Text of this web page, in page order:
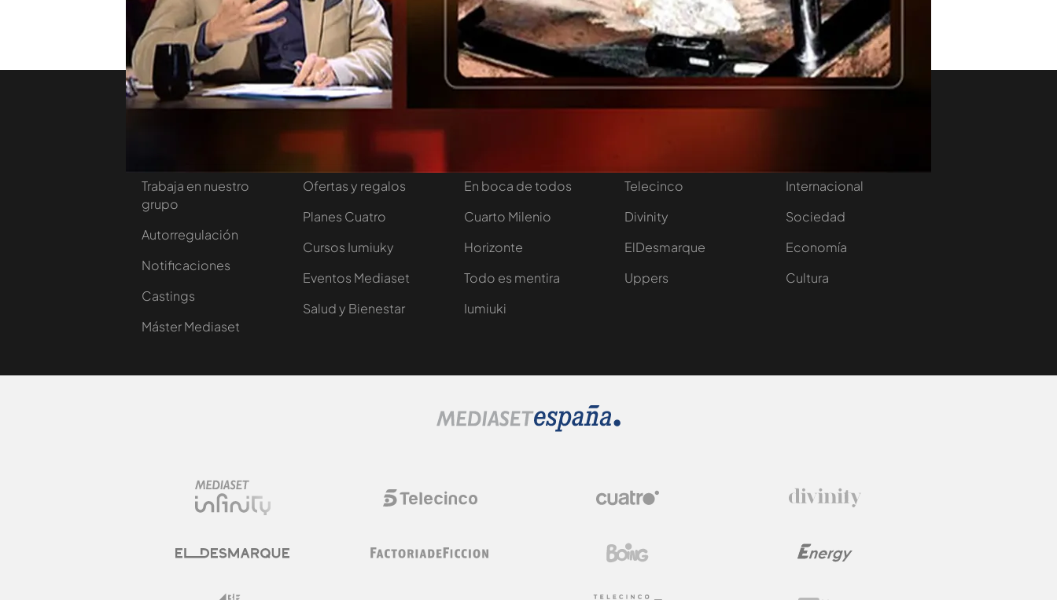
TEMAS Cuarto milenio temporadas
Trabaja en nuestro
grupo
Autorregulación
Notificaciones
Castings
Máster Mediaset
Comprar entradas
Ofertas y regalos
Planes Cuatro
Cursos Iumiuky
Eventos Mediaset
Salud y Bienestar
En boca de todos
Cuarto Milenio
Horizonte
Todo es mentira
Iumiuki
Telecinco
Divinity
ElDesmarque
Uppers
Internacional
Sociedad
Economía
Cultura